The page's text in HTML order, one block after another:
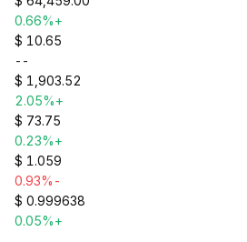
+0.66%
$ 10.65
--
$ 1,903.52
+2.05%
$ 73.75
+0.23%
$ 1.059
-0.93%
$ 0.999638
+0.05%